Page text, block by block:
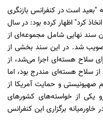
"بعید است در کنفرانس بازنگری
خاصی انخاذ کرد" اظهار کرده بود: در سال
سند نهایی شامل مجموعه‌ای از
تصویب شد. در این سند بخشی از
سلاح هسته‌ای اجرا می‌شد، از
از سلاح هسته‌ای مندرج بود، اما
صهیونیستی و حمایت آمریکا از
یکی از خواسته‌های کشورهای
برگزاری این کنفرانس